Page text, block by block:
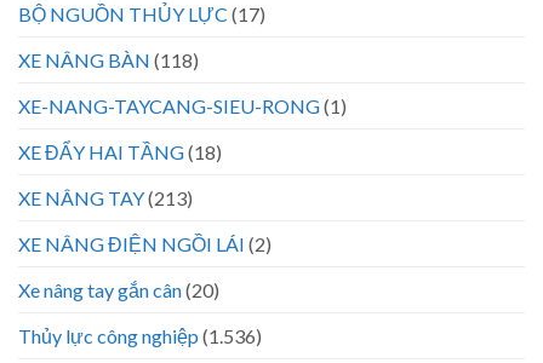
BỘ NGUỒN THỦY LỰC (17)
XE NÂNG BÀN (118)
XE-NANG-TAYCANG-SIEU-RONG(1)
XE ĐẨY HAI TẦNG(18)
XE NÂNG TAY(213)
XE NÂNG ĐIỆN NGỒI LÁI (2)
Xe nâng tay gắn cân(20)
Thủy lực công nghiệp (1.536)